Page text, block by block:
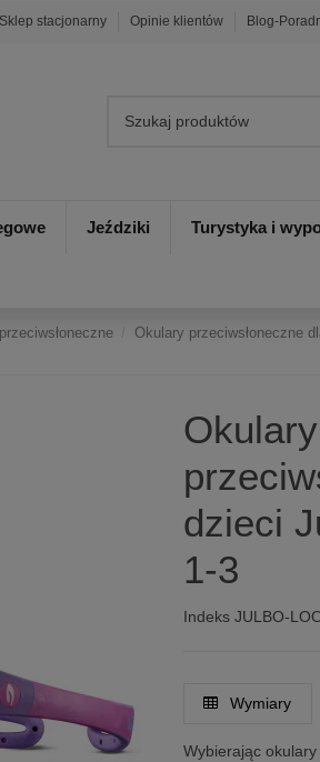
Sklep stacjonarny Opinie klientów Blog-
Jeździki Turystyka i
Okulary przeciwsłoneczne
Okulary
dzieci
1-3
Indeks JULBO-
Wymiary
Wybierając